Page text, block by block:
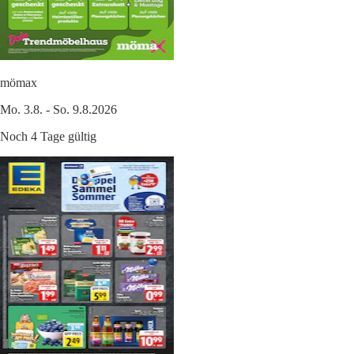
mömax
Mo. 3.8. - So. 9.8.2026
Noch 4 Tage gültig